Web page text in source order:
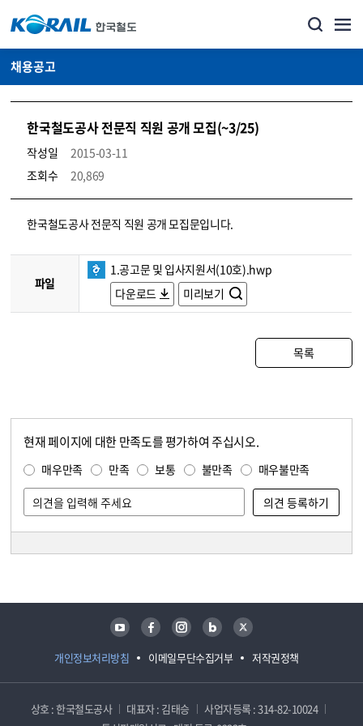
채용공고
한국철도공사 전문직 직원 공개 모집(~3/25)
작성일
2015-03-11
조회수
20,869
코레일소개_경영공시_채용공고 상세보기 – 내용, 파일, 담당자 연락처로 구성
한국철도공사 전문직 직원 공개 모집문입니다.
파일
1.공고문 및 입사지원서(10호).hwp
다운로드
미리보기
목록
현재 페이지에 대한 만족도를 평가하여 주십시오.
매우만족 만족 보통 불만족 매우불만족
개인정보처리방침 이메일무단수집거부 저작권정책
유튜브 페이스북 인스타그램 블로그 트위터
상호 : 한국철도공사 대표자 : 김태승
사업자등록 : 314-82-10024